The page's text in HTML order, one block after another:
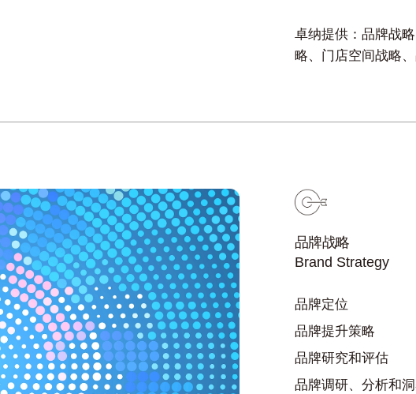
卓纳提供：品牌战
略、门店空间战略
品牌战略
Brand Strategy
品牌定位
品牌提升策略
品牌研究和评估
品牌调研、分析和